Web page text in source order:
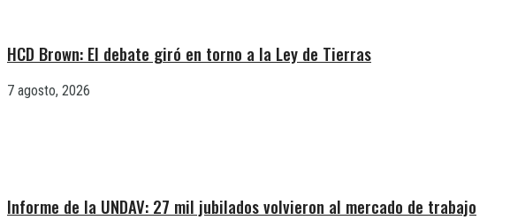
HCD Brown: El debate giró en torno a la Ley de Tierras
7 agosto, 2026
Informe de la UNDAV: 27 mil jubilados volvieron al mercado de trabajo